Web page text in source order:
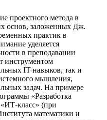
проектного метода в
основ, заложенных Дж.
практик в
уделяется
в преподавании
инструментом
IT-навыков, так и
мышления,
задач. На примере
«Разработка
класс» (при
математики и